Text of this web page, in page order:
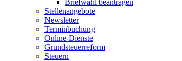
Briefwahl beantragen
Stellenangebote
Newsletter
Terminbuchung
Online-Dienste
Grundsteuerreform
Steuern